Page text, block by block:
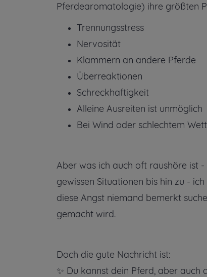
Pferdearomatologie) ihre größten
Trennungsstress
Nervosität
Klammern an andere Pferde
Überreaktionen
Schreckhaftigkeit
Alleine Ausreiten ist unmöglich
Bei Wind oder schlechtem
Aber was ich auch oft raushöre ist
gewissen Situationen bis hin zu -
diese Angst niemand bemerkt
gemacht wird.
Doch die gute Nachricht ist:
✨ Du kannst dein Pferd, aber auch